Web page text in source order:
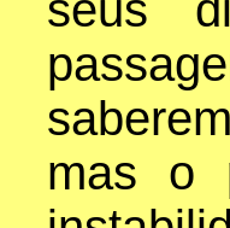
mas o